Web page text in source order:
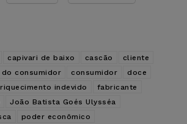
capivari de baixo cascão
cliente
consumidor
consumidor
doce
indevido
fabricante
João Batista Goés Ulysséa
poder econômico